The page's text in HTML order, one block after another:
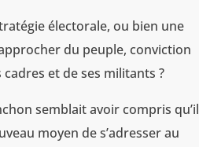
électorale, ou bien une
du peuple, conviction
et de ses militants ?
semblait avoir compris qu’il
moyen de s’adresser au